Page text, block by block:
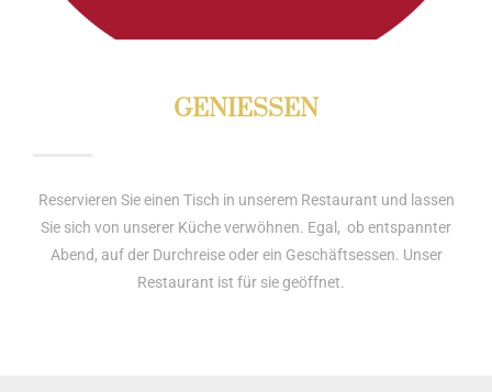
GENIESSEN
Reservieren Sie einen Tisch in unserem Restaurant und lassen
Sie sich von unserer Küche verwöhnen. Egal, ob entspannter
Abend, auf der Durchreise oder ein Geschäftsessen. Unser
Restaurant ist für sie geöffnet.